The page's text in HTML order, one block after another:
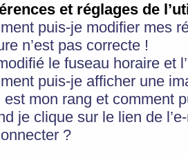
et réglages de
puis-je modifier mes
n’est pas correcte !
le fuseau horaire et
puis-je afficher une
est mon rang et comment
je clique sur le lien de
?